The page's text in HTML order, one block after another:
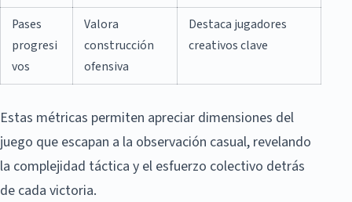
Pases
progresi
vos
Valora
construcción
ofensiva
Destaca jugadores
creativos clave
Estas métricas permiten apreciar dimensiones del
juego que escapan a la observación casual, revelando
la complejidad táctica y el esfuerzo colectivo detrás
de cada victoria.